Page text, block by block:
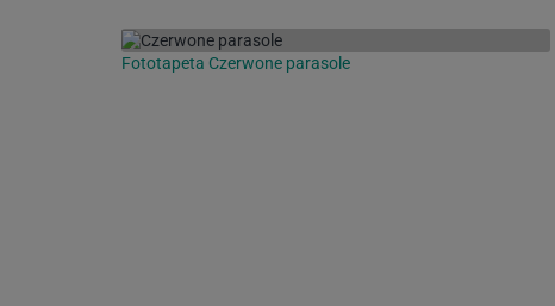
Fototapeta Czerwone parasole